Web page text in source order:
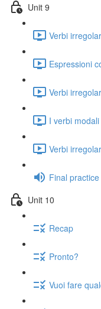
Unit 9
Verbi
Espressioni
Verbi
I verbi
Verbi
Final practice
Unit 10
Recap
Pronto?
Vuoi fare